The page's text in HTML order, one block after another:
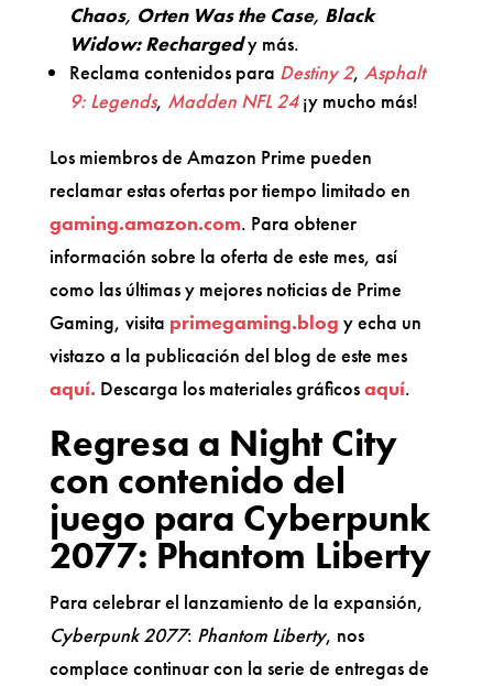
Chaos, Orten Was the Case, Black
Widow: Rechargedy más.
Reclama contenidos para Destiny 2, Asphalt
9: Legends, Madden NFL 24¡y mucho más!
Los miembros de Amazon Prime pueden
reclamar estas ofertas por tiempo limitado en
gaming.amazon.com. Para obtener
información sobre la oferta de este mes, así
como las últimas y mejores noticias de Prime
Gaming, visita primegaming.blog y echa un
vistazo a la publicación del blog de este mes
aquí. Descarga los materiales gráficosaquí.
Regresa a Night City
con contenido del
juego para Cyberpunk
2077: Phantom Liberty
Para celebrar el lanzamiento de la expansión,
Cyberpunk 2077: Phantom Liberty, nos
complace continuar con la serie de entregas de